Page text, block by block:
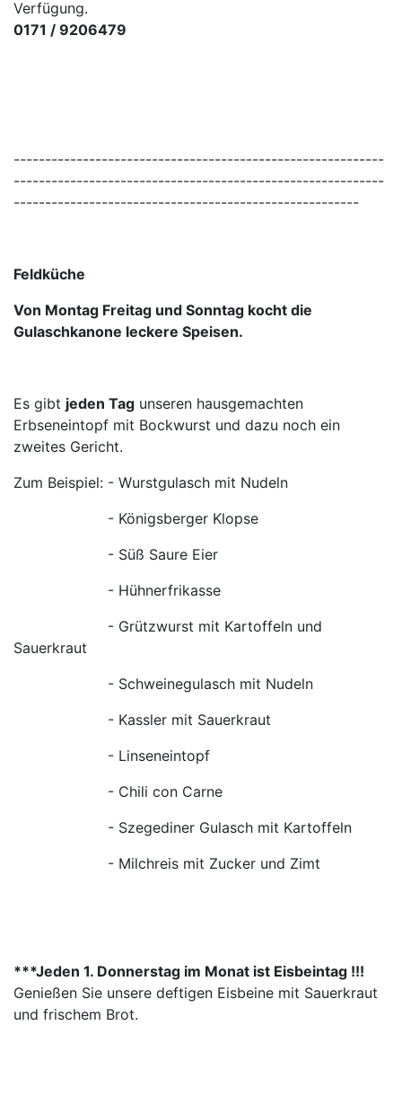
Verfügung.
0171 / 9206479
-----------------------------------------------------------
-----------------------------------------------------------
-------------------------------------------------------
Feldküche
Von Montag Freitag und Sonntag kocht die
Gulaschkanone leckere Speisen.
Es gibt jeden Tag unseren hausgemachten
Erbseneintopf mit Bockwurst und dazu noch ein
zweites Gericht.
Zum Beispiel: - Wurstgulasch mit Nudeln
- Königsberger Klopse
- Süß Saure Eier
- Hühnerfrikasse
- Grützwurst mit Kartoffeln und
Sauerkraut
- Schweinegulasch mit Nudeln
- Kassler mit Sauerkraut
- Linseneintopf
- Chili con Carne
- Szegediner Gulasch mit Kartoffeln
- Milchreis mit Zucker und Zimt
***Jeden 1. Donnerstag im Monat ist Eisbeintag !!!
Genießen Sie unsere deftigen Eisbeine mit Sauerkraut
und frischem Brot.